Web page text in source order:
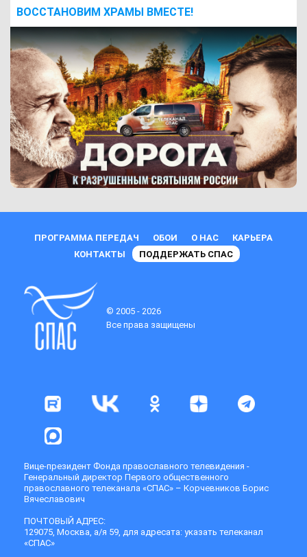
ВОCСТАНОВИМ ХРАМЫ ВМЕСТЕ!
ПРОГРАММА ПЕРЕДАЧ ОБОИ О НАС
КАРЬЕРА
КОНТАКТЫ
ПОДДЕРЖАТЬ СПАС
© 2005 - 2026
Все права защищены
Вице-президент Фонда православного телевидения -
Генеральный директор Первого общественного
православного телеканала «СПАС» – Корчевников Борис
Вячеславович
ПОЧТОВЫЙ АДРЕС:
129075, Москва, а/я 59, для адресата: указать телеканал
«СПАС»